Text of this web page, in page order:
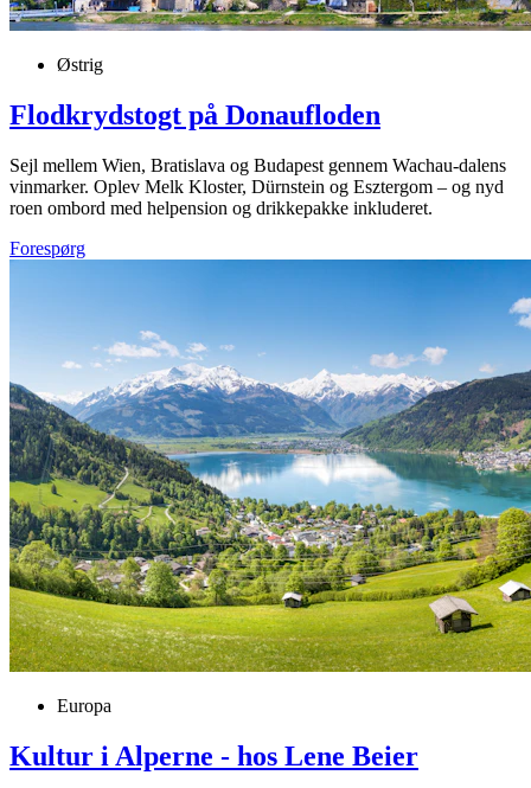
Østrig
Flodkrydstogt på Donaufloden
Sejl mellem Wien, Bratislava og Budapest gennem Wachau-dalens
vinmarker. Oplev Melk Kloster, Dürnstein og Esztergom – og nyd
roen ombord med helpension og drikkepakke inkluderet.
Forespørg
Europa
Kultur i Alperne - hos Lene Beier